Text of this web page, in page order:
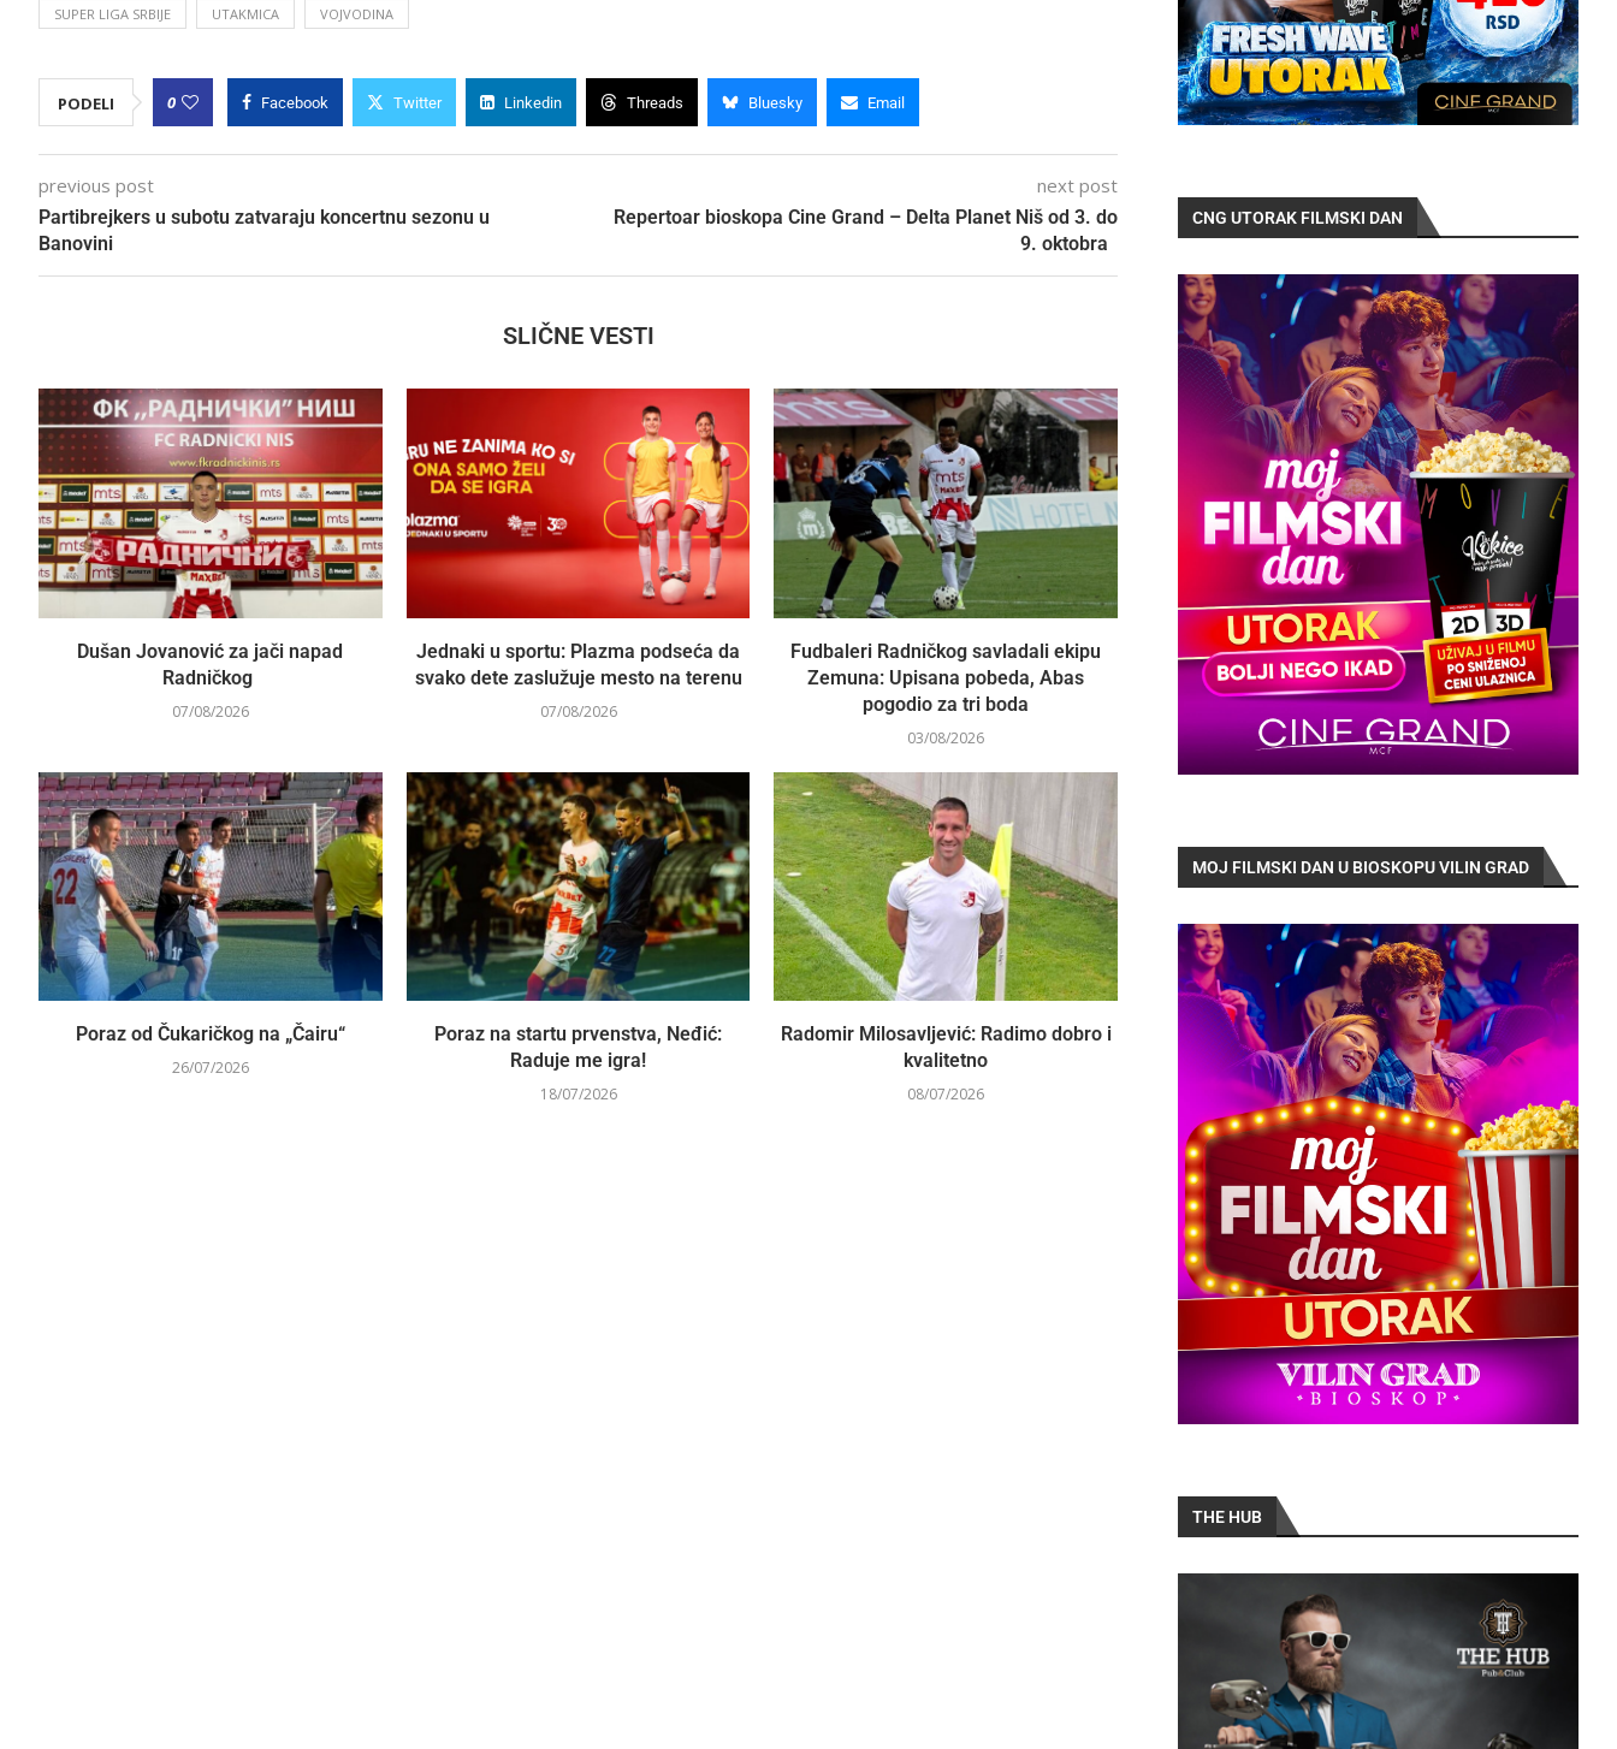
SUPER LIGA SRBIJE UTAKMICA VOJVODINA
PODELI 0 Facebook Twitter Linkedin Threads Bluesky Email
previous post
Partibrejkers u subotu zatvaraju koncertnu sezonu u
Banovini
next post
Repertoar bioskopa Cine Grand – Delta Planet Niš od 3. do
9. oktobra
SLIČNE VESTI
Dušan Jovanović za jači napad
Radničkog
07/08/2026
Jednaki u sportu: Plazma podseća da
svako dete zaslužuje mesto na terenu
07/08/2026
Fudbaleri Radničkog savladali ekipu
Zemuna: Upisana pobeda, Abas
pogodio za tri boda
03/08/2026
Poraz od Čukaričkog na „Čairu“
26/07/2026
Poraz na startu prvenstva, Neđić:
Raduje me igra!
18/07/2026
Radomir Milosavljević: Radimo dobro i
kvalitetno
08/07/2026
CNG UTORAK FILMSKI DAN
MOJ FILMSKI DAN U BIOSKOPU VILIN GRAD
THE HUB